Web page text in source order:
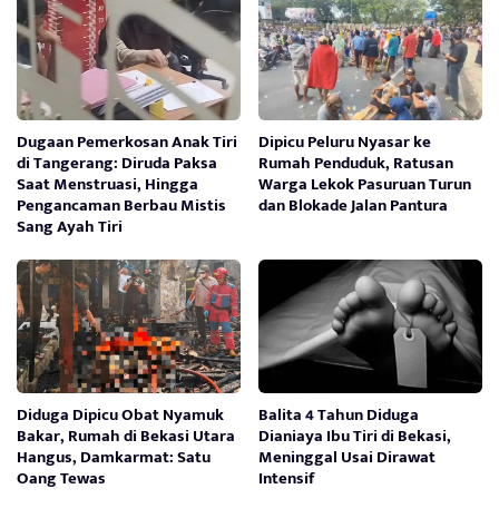
Dugaan Pemerkosan Anak Tiri
di Tangerang: Diruda Paksa
Saat Menstruasi, Hingga
Pengancaman Berbau Mistis
Sang Ayah Tiri
Dipicu Peluru Nyasar ke
Rumah Penduduk, Ratusan
Warga Lekok Pasuruan Turun
dan Blokade Jalan Pantura
Diduga Dipicu Obat Nyamuk
Bakar, Rumah di Bekasi Utara
Hangus, Damkarmat: Satu
Oang Tewas
Balita 4 Tahun Diduga
Dianiaya Ibu Tiri di Bekasi,
Meninggal Usai Dirawat
Intensif